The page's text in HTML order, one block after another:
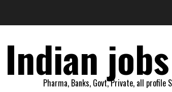
Indian
Pharma, Banks, Govt, Private, all profile